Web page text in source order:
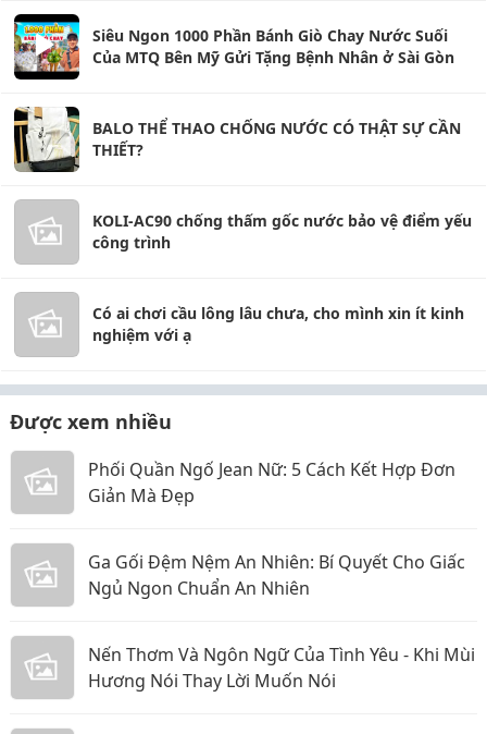
Siêu Ngon 1000 Phần Bánh Giò Chay Nước Suối
Của MTQ Bên Mỹ Gửi Tặng Bệnh Nhân ở Sài Gòn
BALO THỂ THAO CHỐNG NƯỚC CÓ THẬT SỰ CẦN
THIẾT?
KOLI-AC90 chống thấm gốc nước bảo vệ điểm yếu
công trình
Có ai chơi cầu lông lâu chưa, cho mình xin ít kinh
nghiệm với ạ
Được xem nhiều
Phối Quần Ngố Jean Nữ: 5 Cách Kết Hợp Đơn
Giản Mà Đẹp
Ga Gối Đệm Nệm An Nhiên: Bí Quyết Cho Giấc
Ngủ Ngon Chuẩn An Nhiên
Nến Thơm Và Ngôn Ngữ Của Tình Yêu - Khi Mùi
Hương Nói Thay Lời Muốn Nói